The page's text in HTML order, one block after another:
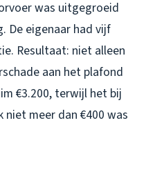
was uitgegroeid
De eigenaar had vijf
Resultaat: niet alleen
aan het plafond
€3.200, terwijl het bij
meer dan €400 was